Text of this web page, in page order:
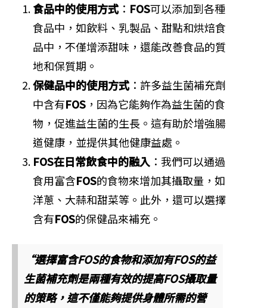
食品中的使用方式： FOS可以添加到各種
食品中，如飲料、乳製品、甜點和烘焙食
品中，不僅增添甜味，還能改善食品的質
地和保質期。
保健品中的使用方式：許多益生菌補充劑
中含有FOS ，因為它能夠作為益生菌的食
物，促進益生菌的生長。這有助於增強腸
道健康，並提供其他健康益處。
FOS在日常飲食中的融入 ：我們可以通過
食用富含FOS的食物來增加其攝取量，如
洋蔥、大蒜和甜菜等。此外，還可以選擇
含有FOS的保健品來補充。
“選擇富含FOS的食物和添加有FOS的益
生菌補充劑是兩種有效的提高FOS攝取量
的策略，這不僅能夠提供身體所需的營